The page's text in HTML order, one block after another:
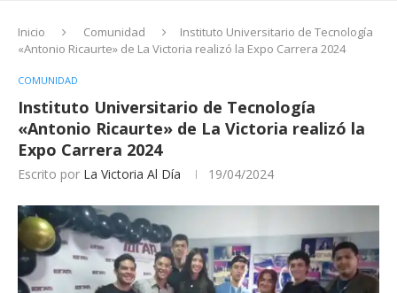
Inicio Comunidad
Instituto Universitario de Tecnología
«Antonio Ricaurte» de La Victoria realizó la Expo Carrera 2024
COMUNIDAD
Instituto Universitario de Tecnología
«Antonio Ricaurte» de La Victoria realizó la
Expo Carrera 2024
Escrito por La Victoria Al Día 19/04/2024